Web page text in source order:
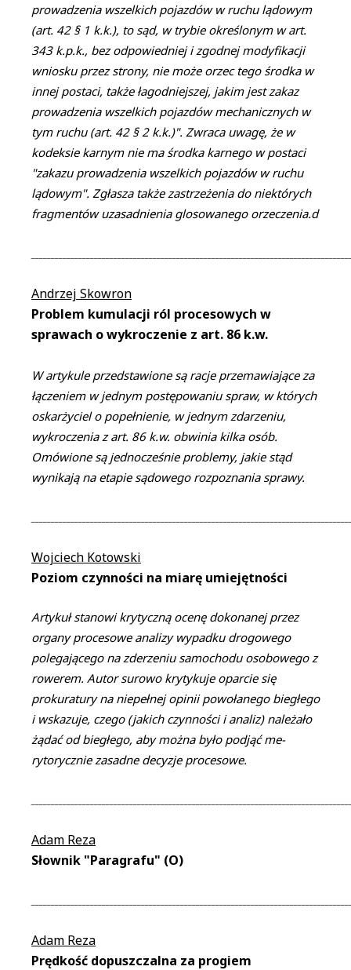
prowadzenia wszelkich pojazdów w ruchu lądowym
(art. 42 § 1 k.k.), to sąd, w trybie określonym w art.
343 k.p.k., bez odpowiedniej i zgodnej modyfikacji
wniosku przez strony, nie może orzec tego środka w
innej postaci, także łagodniejszej, jakim jest zakaz
prowadzenia wszelkich pojazdów mechanicznych w
tym ruchu (art. 42 § 2 k.k.)". Zwraca uwagę, że w
kodeksie karnym nie ma środka karnego w postaci
"zakazu prowadzenia wszelkich pojazdów w ruchu
lądowym". Zgłasza także zastrzeżenia do niektórych
fragmentów uzasadnienia glosowanego orzeczenia.d
Andrzej Skowron
Problem kumulacji ról procesowych w
sprawach o wykroczenie z art. 86 k.w.
W artykule przedstawione są racje przemawiające za
łączeniem w jednym postępowaniu spraw, w których
oskarżyciel o popełnienie, w jednym zdarzeniu,
wykroczenia z art. 86 k.w. obwinia kilka osób.
Omówione są jednocześnie problemy, jakie stąd
wynikają na etapie sądowego rozpoznania sprawy.
Wojciech Kotowski
Poziom czynności na miarę umiejętności
Artykuł stanowi krytyczną ocenę dokonanej przez
organy procesowe analizy wypadku drogowego
polegającego na zderzeniu samochodu osobowego z
rowerem. Autor surowo krytykuje oparcie się
prokuratury na niepełnej opinii powołanego biegłego
i wskazuje, czego (jakich czynności i analiz) należało
żądać od biegłego, aby można było podjąć me­
rytorycznie zasadne decyzje procesowe.
Adam Reza
Słownik "Paragrafu" (O)
Adam Reza
Prędkość dopuszczalna za progiem